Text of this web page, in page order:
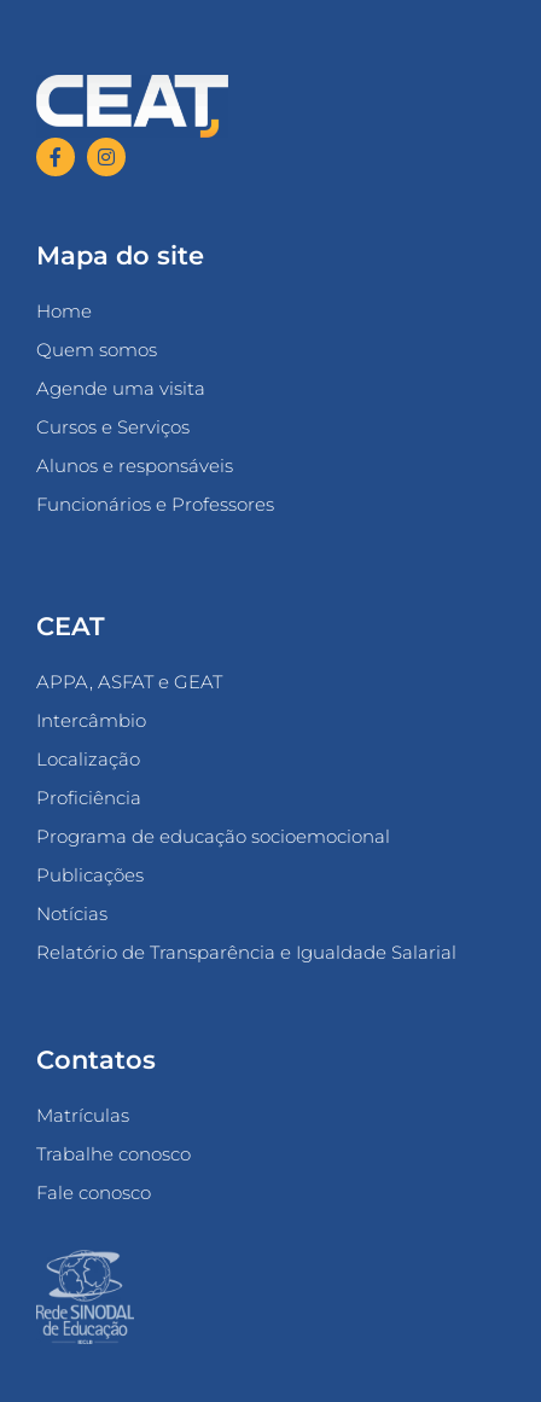
Mapa do site
Home
Quem somos
Agende uma visita
Cursos e Serviços
Alunos e responsáveis
Funcionários e Professores
CEAT
APPA, ASFAT e GEAT
Intercâmbio
Localização
Proficiência
Programa de educação socioemocional
Publicações
Notícias
Relatório de Transparência e Igualdade Salarial
Contatos
Matrículas
Trabalhe conosco
Fale conosco